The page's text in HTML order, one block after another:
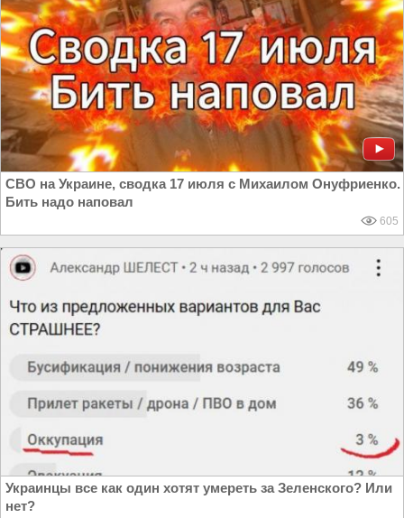
СВО на Украине, сводка 17 июля с Михаилом Онуфриенко.
Бить надо наповал
605
Украинцы все как один хотят умереть за Зеленского? Или
нет?